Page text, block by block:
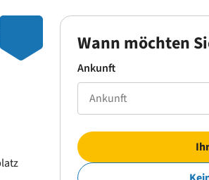
Wann möchten
Ankunft